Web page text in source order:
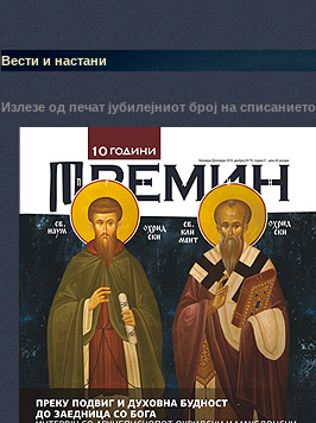
Вести и настани
Излезе од печат јубилејниот број на